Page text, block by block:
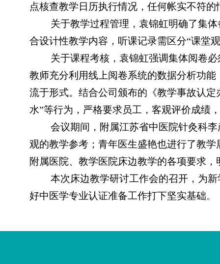
点核查教学日历执行情况，任何帐实不符
关于教学过程管理，袁锦虹明确了集
合设计性教学内容，听课记录需区分“课堂
关于课程考核，袁锦虹强调集体阅卷
教师充分利用线上阅卷系统的数据分析功
流于形式。结合公司颁布的《教学事故认
水”等行为，严格要求员工，客观评价成绩
会议期间，附属江苏省中医院针灸科
观的教学参考；青年医生盛艳也进行了教
附属医院、教学医院床边教学的各项要求
本次床边教学研讨工作会的召开，为
好中医学专业认证准备工作打下坚实基础。